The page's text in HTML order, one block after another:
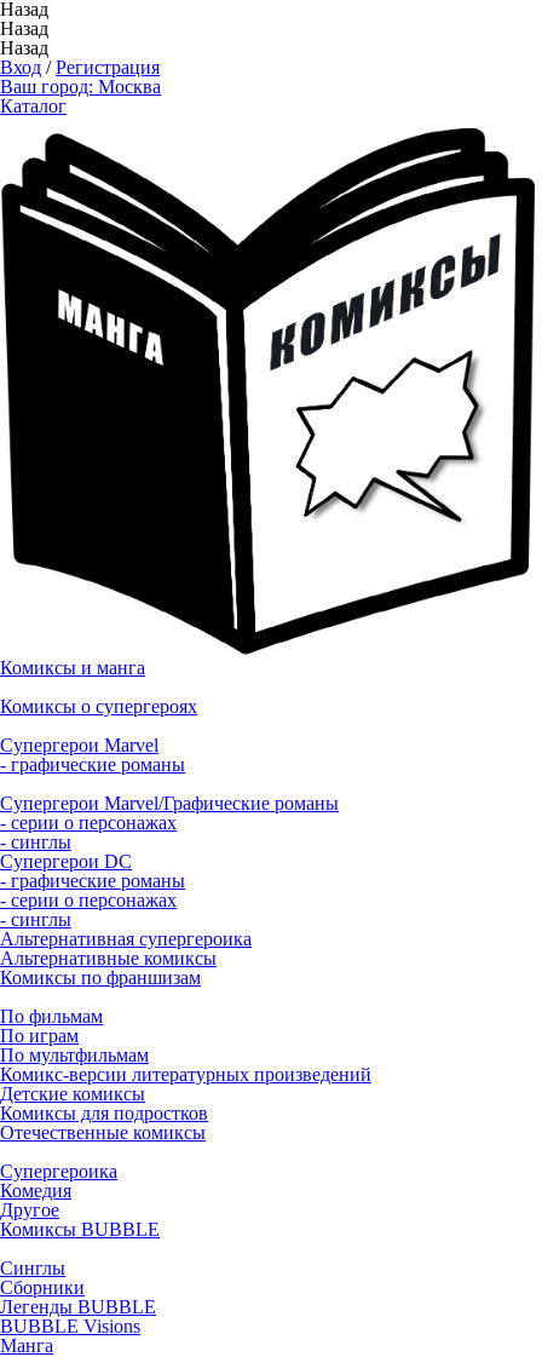
Назад
Назад
Назад
Вход /Регистрация
Ваш город: Москва
Каталог
Комиксы и манга
Комиксы о супергероях
Супергерои Marvel
- графические романы
Супергерои Marvel/Графические романы
- серии о персонажах
- синглы
Супергерои DC
- графические романы
- серии о персонажах
- синглы
Альтернативная супергероика
Альтернативные комиксы
Комиксы по франшизам
По фильмам
По играм
По мультфильмам
Комикс-версии литературных произведений
Детские комиксы
Комиксы для подростков
Отечественные комиксы
Супергероика
Комедия
Другое
Комиксы BUBBLE
Синглы
Сборники
Легенды BUBBLE
BUBBLE Visions
Манга